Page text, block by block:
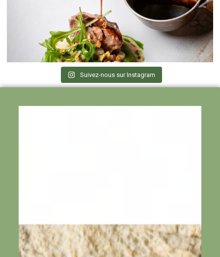
Suivez-nous sur Instagram